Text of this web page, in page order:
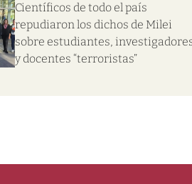
Científicos de todo el país
repudiaron los dichos de Milei
sobre estudiantes,
y docentes “terroristas”